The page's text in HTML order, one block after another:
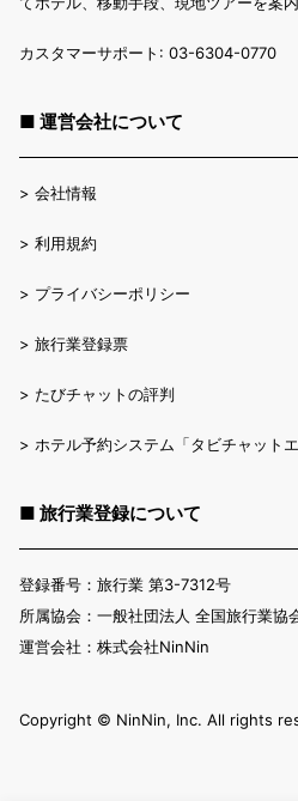
カスタマーサポート: 03-6304-0770
■ 運営会社について
> 会社情報
> 利用規約
> プライバシーポリシー
> 旅行業登録票
> たびチャットの評判
> ホテル予約システム「タビチャットエ
■ 旅行業登録について
登録番号：旅行業 第3-7312号
所属協会：一般社団法人 全国旅行業協
運営会社：株式会社NinNin
Copyright ©︎ NinNin, Inc. All rights